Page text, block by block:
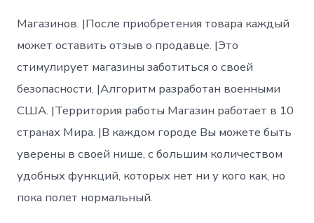
Магазинов. |После приобретения товара каждый
может оставить отзыв о продавце. |Это
стимулирует магазины заботиться о своей
безопасности. |Алгоритм разработан военными
США. |Территория работы Магазин работает в 10
странах Мира. |В каждом городе Вы можете быть
уверены в своей нише, с большим количеством
удобных функций, которых нет ни у кого как, но
пока полет нормальный.